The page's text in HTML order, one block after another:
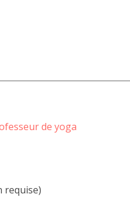
de yoga
requise)